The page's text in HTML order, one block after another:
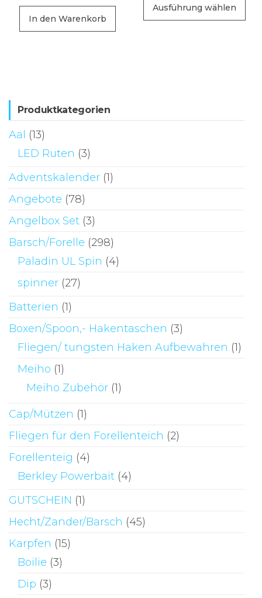
In den Warenkorb
Ausführung wählen
Produktkategorien
Aal (13)
LED Ruten (3)
Adventskalender (1)
Angebote (78)
Angelbox Set (3)
Barsch/Forelle (298)
Paladin UL Spin (4)
spinner (27)
Batterien (1)
Boxen/Spoon,- Hakentaschen (3)
Fliegen/ tungsten Haken Aufbewahren (1)
Meiho (1)
Meiho Zubehör (1)
Cap/Mützen (1)
Fliegen für den Forellenteich (2)
Forellenteig (4)
Berkley Powerbait (4)
GUTSCHEIN (1)
Hecht/Zander/Barsch (45)
Karpfen (15)
Boilie (3)
Dip (3)